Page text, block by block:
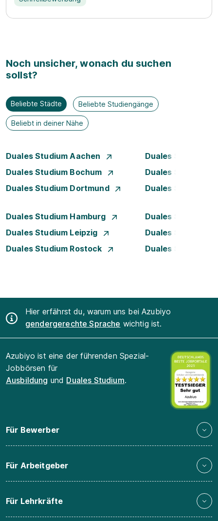
Noch unsicher, wonach du suchen
sollst?
Beliebte Städte Beliebte Studiengänge
Beliebt in deiner Nähe
Duales Studium Aachen
Duales Studium
Duales Studium Bochum
Duales Studium
Duales Studium Dortmund
Duales Studium
Duales Studium Hamburg
Duales Studium
Duales Studium Leipzig
Duales Studium
Duales Studium Rostock
Duales Studium
Hier erfährst du, warum uns bei Azubiyo
gendergerechte Sprache wichtig ist.
Azubiyo ist eine der führenden Spezial-
Jobbörsen für
Ausbildung und Duales Studium.
Für Bewerber
Für Arbeitgeber
Für Lehrkräfte